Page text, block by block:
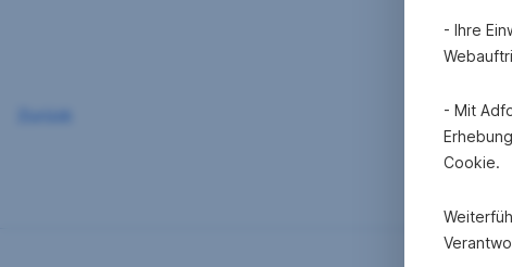
- Ihre
- Mit
Cookie.